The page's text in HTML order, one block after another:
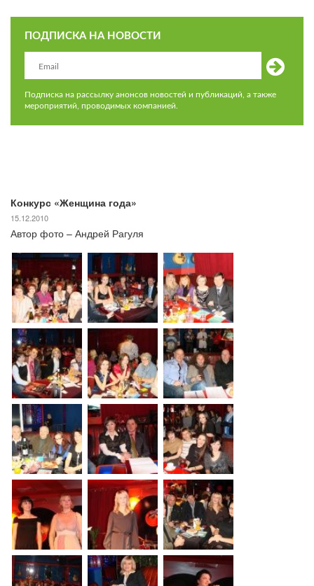
ПОДПИСКА НА НОВОСТИ
Подписка на рассылку анонсов новостей и публикаций, а также
мероприятий, проводимых компанией.
Конкурс «Женщина года»
15.12.2010
Автор фото – Андрей Рагуля